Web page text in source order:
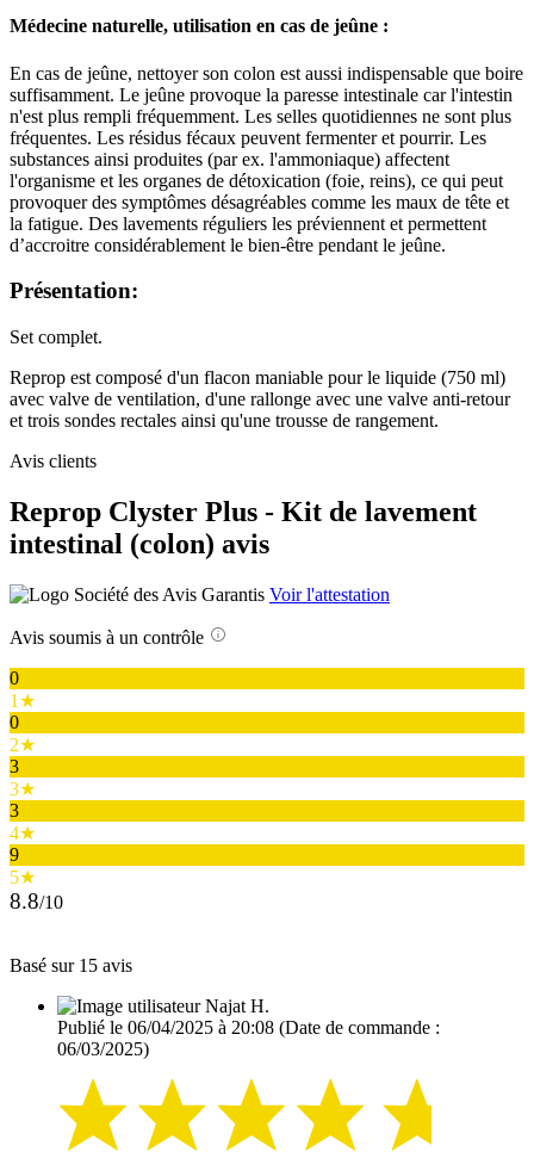
Médecine naturelle, utilisation en cas de jeûne :
En cas de jeûne, nettoyer son colon est aussi indispensable que boire
suffisamment. Le jeûne provoque la paresse intestinale car l'intestin
n'est plus rempli fréquemment. Les selles quotidiennes ne sont plus
fréquentes. Les résidus fécaux peuvent fermenter et pourrir. Les
substances ainsi produites (par ex. l'ammoniaque) affectent
l'organisme et les organes de détoxication (foie, reins), ce qui peut
provoquer des symptômes désagréables comme les maux de tête et
la fatigue. Des lavements réguliers les préviennent et permettent
d’accroitre considérablement le bien-être pendant le jeûne.
Présentation:
Set complet.
Reprop est composé d'un flacon maniable pour le liquide (750 ml)
avec valve de ventilation, d'une rallonge avec une valve anti-retour
et trois sondes rectales ainsi qu'une trousse de rangement.
Avis clients
Reprop Clyster Plus - Kit de lavement
intestinal (colon) avis
Voir l'attestation
Avis soumis à un contrôle
0
1★
0
2★
3
3★
3
4★
9
5★
8.8/10
Basé sur 15 avis
Najat H.
Publié le 06/04/2025 à 20:08 (Date de commande :
06/03/2025)